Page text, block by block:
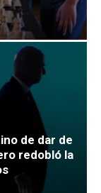
de dar de
redobló la